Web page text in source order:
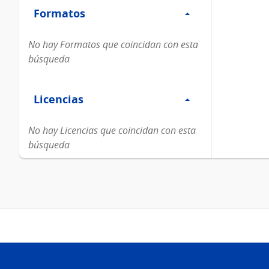
Formatos
Formatos
No hay Formatos que coincidan con esta
búsqueda
Licencias
Licencias
No hay Licencias que coincidan con esta
búsqueda